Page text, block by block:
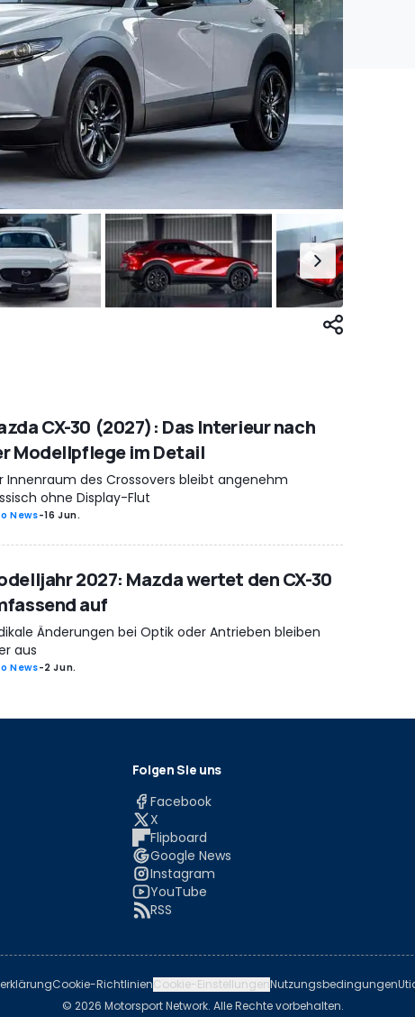
CX-30 (2027): Das Interieur nach
Modellpflege im Detail
Innenraum des Crossovers bleibt angenehm
ohne Display-Flut
News-16 Jun.
2027: Mazda wertet den CX-30
auf
Änderungen bei Optik oder Antrieben bleiben
aus
News-2 Jun.
Folgen Sie uns
Facebook
X
Flipboard
Google News
Instagram
YouTube
RSS
Cookie-RichtlinienCookie-EinstellungenNutzungsbedingungen
© 2026 Motorsport Network. Alle Rechte vorbehalten.